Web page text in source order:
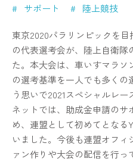
サポート 陸上競技
東京2020パラリンピックを
の代表選考会が、陸上自衛隊
た。本大会は、車いすマラ
の選考基準を一人でも多く
う思いで2021スペシャルレ
ネットでは、助成金申請のサ
め、連盟として初めてとなる
いました。今後も連盟オフィ
ァン作りや大会の配信を行っ